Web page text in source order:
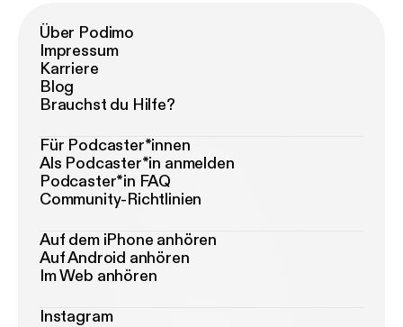
Über Podimo
Impressum
Karriere
Blog
Brauchst du Hilfe?
Für Podcaster*innen
Als Podcaster*in anmelden
Podcaster*in FAQ
Community-Richtlinien
Auf dem iPhone anhören
Auf Android anhören
Im Web anhören
Instagram